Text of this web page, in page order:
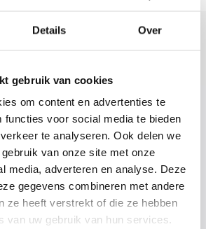
Details Over
gebruik van cookies
om content en advertenties te
functies voor social media te bieden
te analyseren. Ook delen we
van onze site met onze
media, adverteren en analyse. Deze
gegevens combineren met andere
ze heeft verstrekt of die ze hebben
van uw gebruik van hun services.